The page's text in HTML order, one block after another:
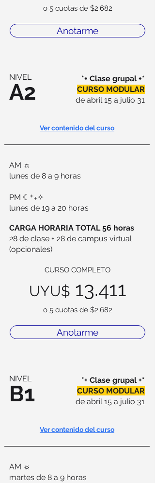
o 5 cuotas de $2.682
Anotarme
NIVEL
A2
*+ Clase grupal +*
de abril 15 a julio 31
Ver contenido del curso
AM ☼
lunes de 8 a 9 horas
PM ☾⁺₊✧
lunes de 19 a 20 horas
CURSO MODULAR
CARGA HORARIA TOTAL 56 horas
28 de clase + 28 de campus virtual
(opcionales)
CURSO COMPLETO
UYU$ 13.411
o 5 cuotas de $2.682
Anotarme
NIVEL
B1
*+ Clase grupal +*
de abril 15 a julio 31
Ver contenido del curso
AM ☼
martes de 8 a 9 horas
CURSO MODULAR